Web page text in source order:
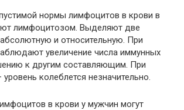
нормы лимфоцитов в крови в
лимфоцитозом. Выделяют две
и относительную. При
увеличение числа иммунных
к другим составляющим. При
колеблется незначительно.
в крови у мужчин могут